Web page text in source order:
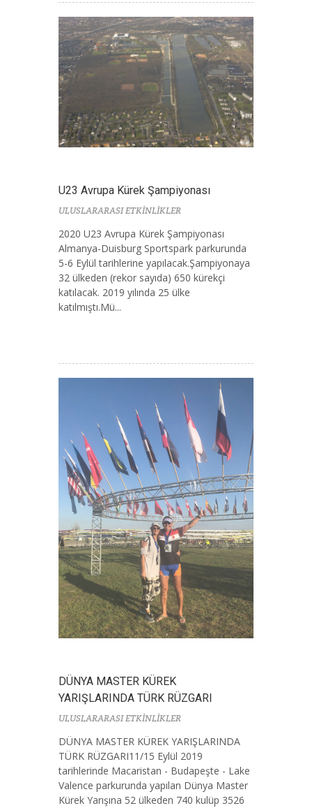
U23 Avrupa Kürek Şampiyonası
ULUSLARARASI ETKİNLİKLER
2020 U23 Avrupa Kürek Şampiyonası
Almanya-Duisburg Sportspark parkurunda
5-6 Eylül tarihlerine yapılacak.Şampiyonaya
32 ülkeden (rekor sayıda) 650 kürekçi
katılacak. 2019 yılında 25 ülke
katılmıştı.Mü...
DÜNYA MASTER KÜREK
YARIŞLARINDA TÜRK RÜZGARI
ULUSLARARASI ETKİNLİKLER
DÜNYA MASTER KÜREK YARIŞLARINDA
TÜRK RÜZGARI11/15 Eylül 2019
tarihlerinde Macaristan - Budapeşte - Lake
Valence parkurunda yapılan Dünya Master
Kürek Yarışına 52 ülkeden 740 kulüp 3526